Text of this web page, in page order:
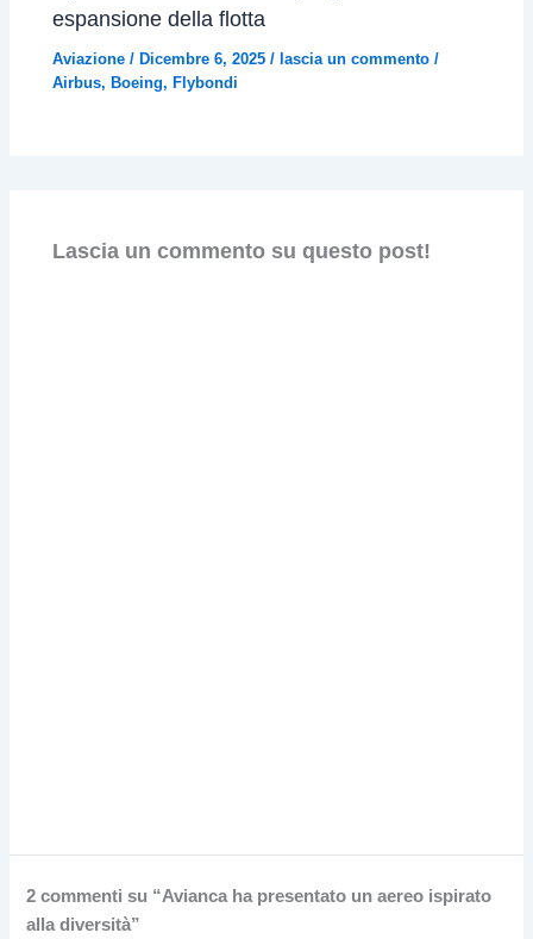
espansione della flotta
Aviazione /Dicembre 6, 2025/lascia un commento /
Airbus,Boeing,Flybondi
Lascia un commento su questo post!
2 commenti su “Avianca ha presentato un aereo ispirato
alla diversità”